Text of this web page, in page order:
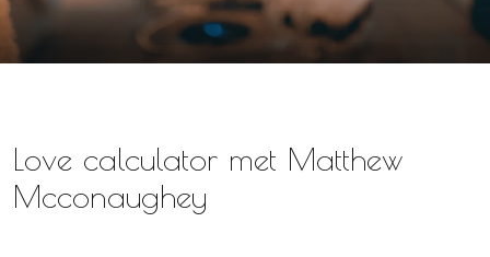
Love calculator met Matthew
Mcconaughey